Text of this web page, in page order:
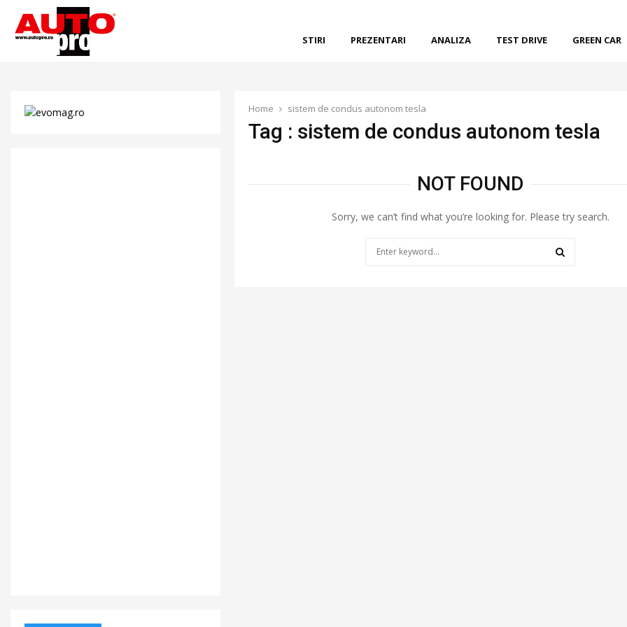
STIRI PREZENTARI ANALIZA TEST DRIVE GREEN CAR
Home sistem de condus autonom tesla
Tag : sistem de condus autonom tesla
NOT FOUND
Sorry, we can’t find what you’re looking for. Please try search.
for: